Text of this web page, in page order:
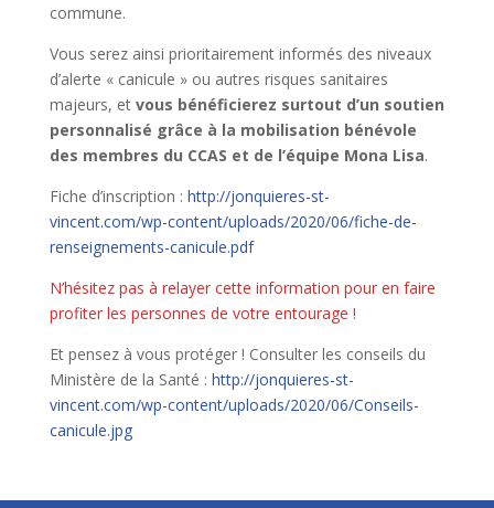
commune.
Vous serez ainsi prioritairement informés des niveaux
d’alerte « canicule » ou autres risques sanitaires
majeurs, et vous bénéficierez surtout d’un soutien
personnalisé grâce à la mobilisation bénévole
des membres du CCAS et de l’équipe Mona Lisa.
Fiche d’inscription : http://jonquieres-st-
vincent.com/wp-content/uploads/2020/06/fiche-de-
renseignements-canicule.pdf
N’hésitez pas à relayer cette information pour en faire
profiter les personnes de votre entourage !
Et pensez à vous protéger ! Consulter les conseils du
Ministère de la Santé : http://jonquieres-st-
vincent.com/wp-content/uploads/2020/06/Conseils-
canicule.jpg